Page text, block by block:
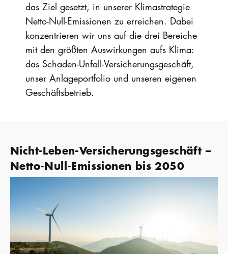
das Ziel gesetzt, in unserer Klimastrategie
Netto-Null-Emissionen zu erreichen. Dabei
konzentrieren wir uns auf die drei Bereiche
mit den größten Auswirkungen aufs Klima:
das Schaden-Unfall-Versicherungsgeschäft,
unser Anlageportfolio und unseren eigenen
Geschäftsbetrieb.
Nicht-Leben-Versicherungsgeschäft –
Netto-Null-Emissionen bis 2050